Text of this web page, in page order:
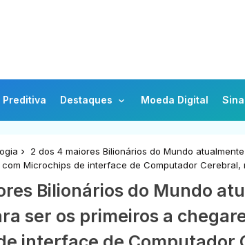
Preditiva Destaques Moeda Digital
2 dos 4 maiores Bilionários do Mundo
Microchips de interface de Computador Cerebral,
Bilionários do Mundo
ser os primeiros a